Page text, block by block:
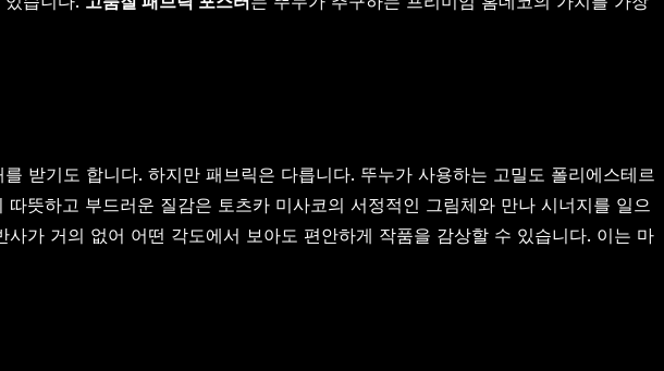
받기도 합니다. 하지만 패브릭은 다릅니다. 뚜누가 사용하는 고밀도 폴리에스테르
뜻하고 부드러운 질감은 토츠카 미사코의 서정적인 그림체와 만나 시너지를 일으
가 거의 없어 어떤 각도에서 보아도 편안하게 작품을 감상할 수 있습니다. 이는 마